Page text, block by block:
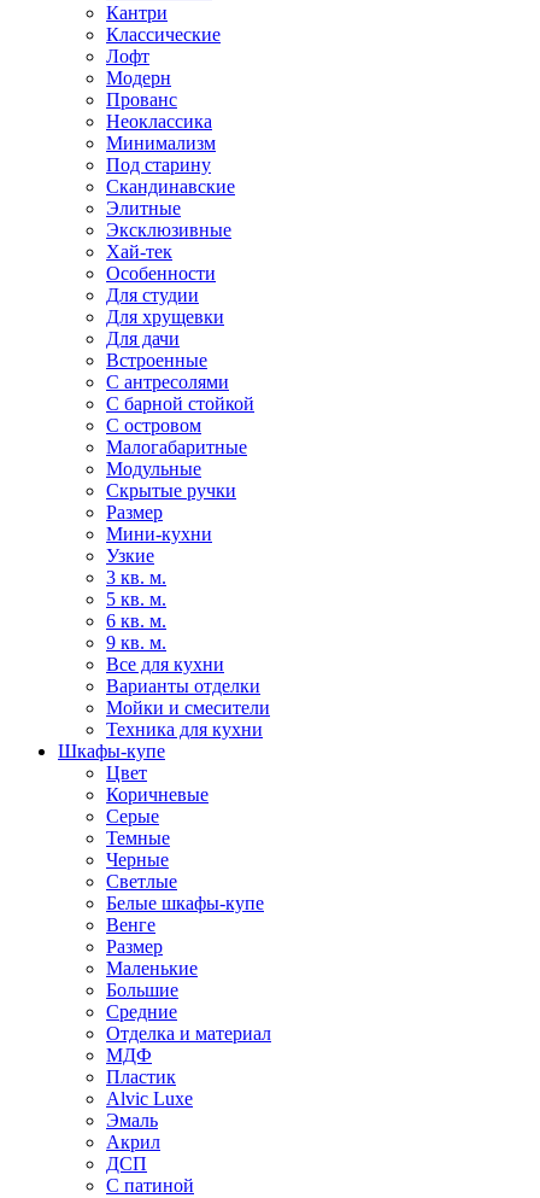
Кантри
Классические
Лофт
Модерн
Прованс
Неоклассика
Минимализм
Под старину
Скандинавские
Элитные
Эксклюзивные
Хай-тек
Особенности
Для студии
Для хрущевки
Для дачи
Встроенные
С антресолями
С барной стойкой
С островом
Малогабаритные
Модульные
Скрытые ручки
Размер
Мини-кухни
Узкие
3 кв. м.
5 кв. м.
6 кв. м.
9 кв. м.
Все для кухни
Варианты отделки
Мойки и смесители
Техника для кухни
Шкафы-купе
Цвет
Коричневые
Серые
Темные
Черные
Светлые
Белые шкафы-купе
Венге
Размер
Маленькие
Большие
Средние
Отделка и материал
МДФ
Пластик
Alvic Luxe
Эмаль
Акрил
ДСП
С патиной